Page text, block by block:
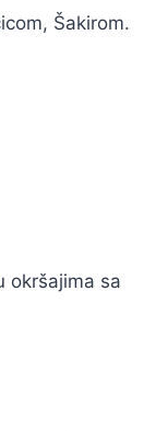
Šakirom.
okršajima sa